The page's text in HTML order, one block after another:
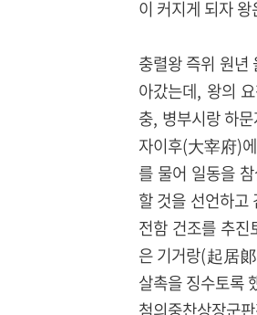
이 커지게 되자
충렬왕 즉위 원
아갔는데, 왕의
충, 병부시랑 하
자이후(大宰府)
를 물어 일동을
할 것을 선언하고
전함 건조를 추
은 기거랑(起居
살촉을 징수토록
첨의중찬상장군